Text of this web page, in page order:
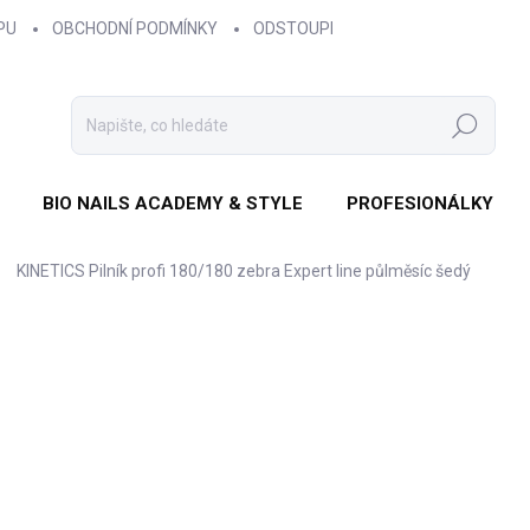
OBCHODNÍ PODMÍNKY ODSTOUPENÍ OD SMLOUVY
Hledat
BIO NAILS ACADEMY & STYLE PROFESIONÁLKY
KINETICS Pilník profi 180/180 zebra Expert line půlměsíc šedý